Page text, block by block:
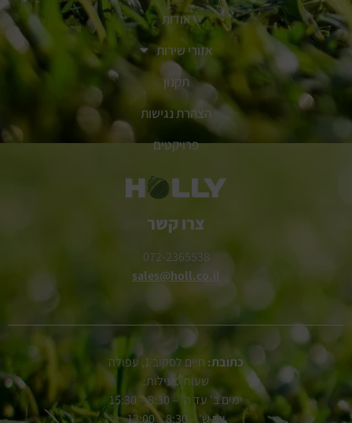
אודות
אזורי שירות
תקנון
הצהרת נגישות
פרויקטים
צרו קשר
072-2365538
sales@holl.co.il
כתובת: חיים לסקוב 1, עפולה
שעות פעילות:
ימים ב' עד ה' – 8:30 – 15:30
יום ש' – 8:30 – 13:00